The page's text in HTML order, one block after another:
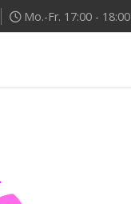
Mo.-Fr. 17:00 - 18:00